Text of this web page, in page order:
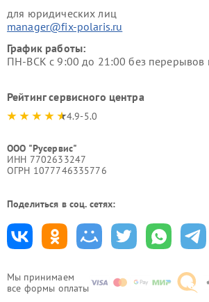
Мы принимаем
все формы оплаты
для юридических лиц
manager@fix-polaris.ru
График работы:
ПН-ВСК с 9:00 до 21:00 без
Рейтинг сервисного центра
4.9-5.0
ООО "Русервис"
ИНН 7702633247
ОГРН 1077746335776
Поделиться в соц. сетях: